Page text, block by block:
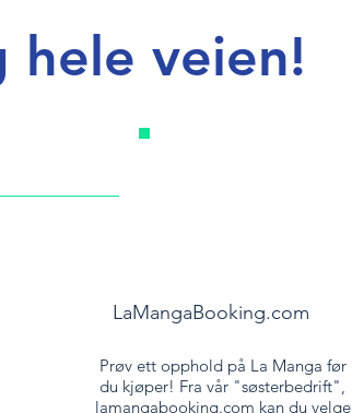
hele veien!
LaMangaBooking.com
Prøv ett opphold på La Manga før
du kjøper! Fra vår "søsterbedrift",
lamangabooking.com kan du velge